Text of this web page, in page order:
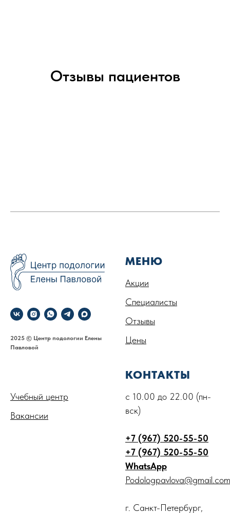
Отзывы пациентов
2025 © Центр подологии Елены
Павловой
МЕНЮ
Акции
Специалисты
Отзывы
Цены
Учебный центр
Вакансии
КОНТАКТЫ
с 10.00 до 22.00 (пн-
вск)
+7 (967) 520-55-50
+7 (967) 520-55-50
WhatsApp
Podologpavlova@gmail.com
г. Санкт-Петербург,